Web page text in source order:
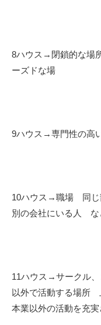
8ハウス→閉鎖的な
ーズドな場
9ハウス→専門性の
10ハウス→職場 同じ
別の会社にいる人 な
11ハウス→サークル
以外で活動する場所
本業以外の活動を充